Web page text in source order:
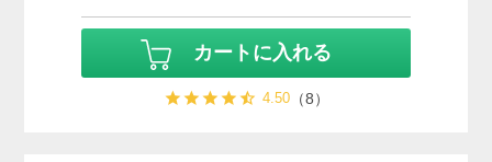
カートに入れる
4.50（8）